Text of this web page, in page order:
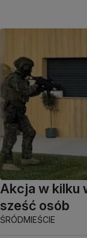
Akcja w kilku
sześć osób
ŚRÓDMIEŚCIE